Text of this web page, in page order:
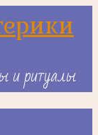
и ритуалы